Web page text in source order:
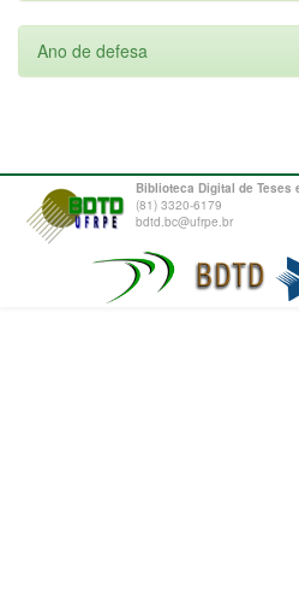
Ano de defesa
Biblioteca Digital de Teses
(81) 3320-6179
bdtd.bc@ufrpe.br